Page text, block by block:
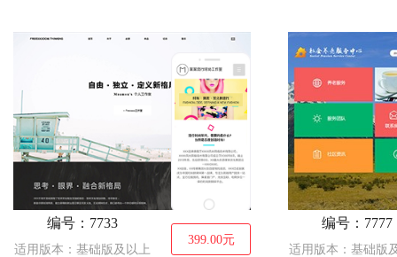
票务
编号：7733
适用版本：基础版及以上
399.00元
编号：7777
适用版本：基础版